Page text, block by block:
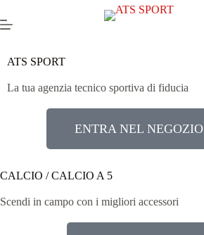
ATS SPORT
La tua agenzia tecnico sportiva di fiducia
ENTRA NEL NEGOZIO
CALCIO / CALCIO A 5
Scendi in campo con i migliori accessori